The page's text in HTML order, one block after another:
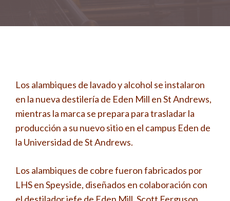
Los alambiques de lavado y alcohol se instalaron
en la nueva destilería de Eden Mill en St Andrews,
mientras la marca se prepara para trasladar la
producción a su nuevo sitio en el campus Eden de
la Universidad de St Andrews.
Los alambiques de cobre fueron fabricados por
LHS en Speyside, diseñados en colaboración con